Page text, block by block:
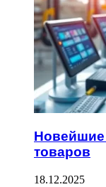
Новейшие
товаров
18.12.2025